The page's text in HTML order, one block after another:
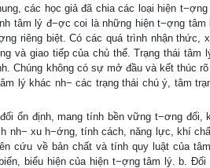
các học giả đã chia các loại hiện
tâm lý đ−ợc coi là những hiện t−ợng
riêng biệt. Có các quá trình nhận thức,
và giao tiếp của chủ thể. Trạng thái tâm
Chúng không có sự mở đầu và kết thúc rõ
lý khác nh− các trạng thái chú ý, tâm
ổn định, mang tính bền vững t−ơng đối,
nh− xu h−ớng, tính cách, năng lực, khí
cứu về bản chất và tính quy luật của
biểu hiện của hiện t−ợng tâm lý. b.